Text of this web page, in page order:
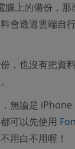
腦上的備份，那
會透過雲端自
，也沒有把資
無論是 iPhone
可以先使用
用白不用喔！